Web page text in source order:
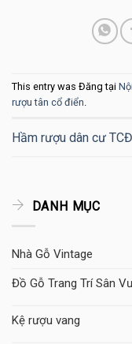
This entry was Đăng tại
rượu tân cổ điển.
Hầm rượu dân cư
DANH MỤC
Nhà Gỗ Vintage
Đồ Gỗ Trang Trí Sân
Kệ rượu vang